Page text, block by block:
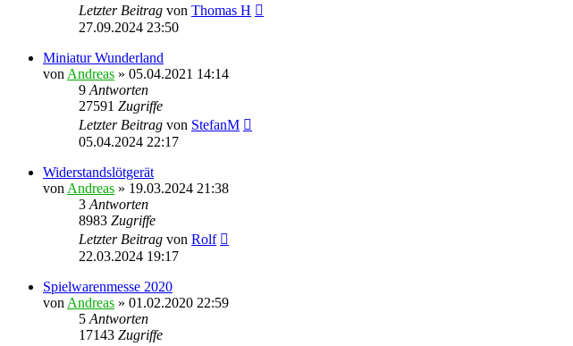
Letzter Beitrag von Thomas H
27.09.2024 23:50
Miniatur Wunderland
von Andreas » 05.04.2021 14:14
9 Antworten
27591 Zugriffe
Letzter Beitrag von StefanM
05.04.2024 22:17
Widerstandslötgerät
von Andreas » 19.03.2024 21:38
3 Antworten
8983 Zugriffe
Letzter Beitrag von Rolf
22.03.2024 19:17
Spielwarenmesse 2020
von Andreas » 01.02.2020 22:59
5 Antworten
17143 Zugriffe